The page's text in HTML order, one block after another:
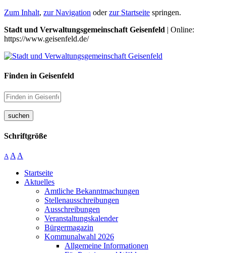
Zum Inhalt, zur Navigation oderzur Startseite springen.
Stadt und Verwaltungsgemeinschaft Geisenfeld | Online:
https://www.geisenfeld.de/
Finden in Geisenfeld
suchen
Schriftgröße
A A A
Startseite
Aktuelles
Amtliche Bekanntmachungen
Stellenausschreibungen
Ausschreibungen
Veranstaltungskalender
Bürgermagazin
Kommunalwahl 2026
Allgemeine Informationen